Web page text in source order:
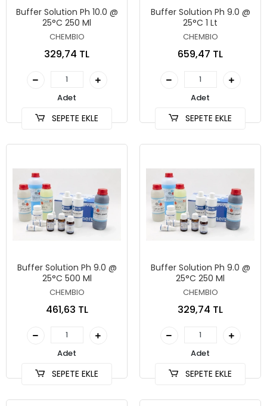
Buffer Solution Ph 10.0 @
25°C 250 Ml
CHEMBIO
329,74 TL
Adet
SEPETE EKLE
Buffer Solution Ph 9.0 @
25°C 1 Lt
CHEMBIO
659,47 TL
Adet
SEPETE EKLE
Buffer Solution Ph 9.0 @
25°C 500 Ml
CHEMBIO
461,63 TL
Adet
SEPETE EKLE
Buffer Solution Ph 9.0 @
25°C 250 Ml
CHEMBIO
329,74 TL
Adet
SEPETE EKLE